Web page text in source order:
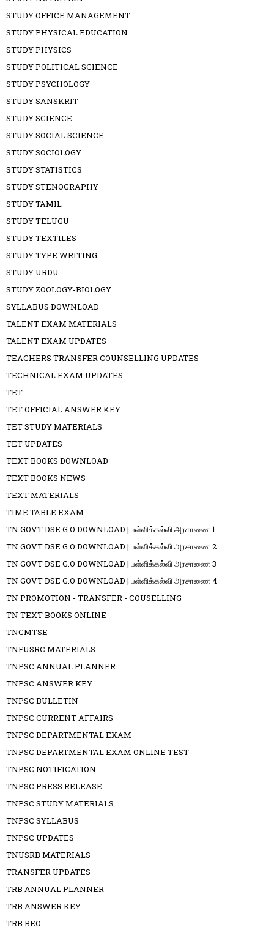
STUDY OFFICE MANAGEMENT
STUDY PHYSICAL EDUCATION
STUDY PHYSICS
STUDY POLITICAL SCIENCE
STUDY PSYCHOLOGY
STUDY SANSKRIT
STUDY SCIENCE
STUDY SOCIAL SCIENCE
STUDY SOCIOLOGY
STUDY STATISTICS
STUDY STENOGRAPHY
STUDY TAMIL
STUDY TELUGU
STUDY TEXTILES
STUDY TYPE WRITING
STUDY URDU
STUDY ZOOLOGY-BIOLOGY
SYLLABUS DOWNLOAD
TALENT EXAM MATERIALS
TALENT EXAM UPDATES
TEACHERS TRANSFER COUNSELLING UPDATES
TECHNICAL EXAM UPDATES
TET
TET OFFICIAL ANSWER KEY
TET STUDY MATERIALS
TET UPDATES
TEXT BOOKS DOWNLOAD
TEXT BOOKS NEWS
TEXT MATERIALS
TIME TABLE EXAM
TN GOVT DSE G.O DOWNLOAD | பள்ளிக்கல்வி அரசாணை 1
TN GOVT DSE G.O DOWNLOAD | பள்ளிக்கல்வி அரசாணை 2
TN GOVT DSE G.O DOWNLOAD | பள்ளிக்கல்வி அரசாணை 3
TN GOVT DSE G.O DOWNLOAD | பள்ளிக்கல்வி அரசாணை 4
TN PROMOTION - TRANSFER - COUSELLING
TN TEXT BOOKS ONLINE
TNCMTSE
TNFUSRC MATERIALS
TNPSC ANNUAL PLANNER
TNPSC ANSWER KEY
TNPSC BULLETIN
TNPSC CURRENT AFFAIRS
TNPSC DEPARTMENTAL EXAM
TNPSC DEPARTMENTAL EXAM ONLINE TEST
TNPSC NOTIFICATION
TNPSC PRESS RELEASE
TNPSC STUDY MATERIALS
TNPSC SYLLABUS
TNPSC UPDATES
TNUSRB MATERIALS
TRANSFER UPDATES
TRB ANNUAL PLANNER
TRB ANSWER KEY
TRB BEO